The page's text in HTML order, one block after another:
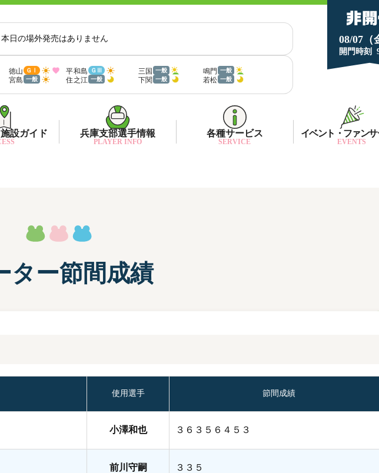
08/07（
開門時刻
本日の場外発売はありません
徳山 ＧⅠ 平和島 ＧⅢ 三国 一般 鳴門 一般
宮島 一般 住之江 一般 下関 一般 若松 一般
選手検索
設ガイド
迎バス時刻表
兵庫支部選手情報
PLAYER INFO
兵庫支部選手優勝実績
兵庫支部選手プロフィール一覧
各種サービス
SERVICE
マスコットキャラクター
イベント・ファン
EVENTS
ター節間成績
使用選手 節間成績
小澤和也 ３６３５６４５３
前川守嗣 ３３５